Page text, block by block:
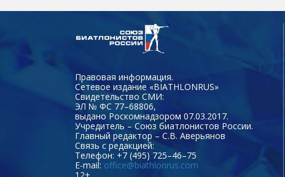
Правовая информация.
Сетевое издание «BIATHLONRUS»
Свидетельство СМИ:
ЭЛ № ФС 77–68806,
выдано Роскомнадзором 07.03.2017.
Учредитель – Союз биатлонистов России.
Главный редактор – С.В. Аверьянов
Связь с редакцией:
Телефон: +7 (495) 725–46–75
E-mail: office@biathlonrus.com